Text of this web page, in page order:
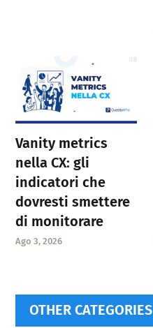
Vanity metrics
nella CX: gli
indicatori che
dovresti smettere
di monitorare
Ago 3, 2026
OTHER CATEGORIES